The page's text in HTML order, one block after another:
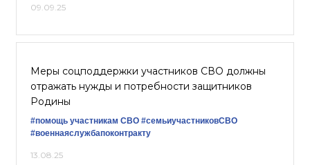
09.09.25
Меры соцподдержки участников СВО должны
отражать нужды и потребности защитников
Родины
#помощь участникам СВО #семьиучастниковСВО
#военнаяслужбапоконтракту
13.08.25